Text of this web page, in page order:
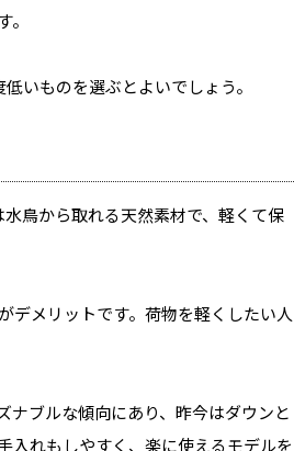
いものを選ぶとよいでしょう。
鳥から取れる天然素材で、軽くて保
デメリットです。荷物を軽くしたい人
ナブルな傾向にあり、昨今はダウンと
入れもしやすく、楽に使えるモデルを